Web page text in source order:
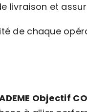
livraison et
de chaque
Objectif